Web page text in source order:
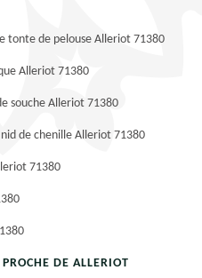
tonte de pelouse Alleriot 71380
Alleriot 71380
souche Alleriot 71380
de chenille Alleriot 71380
71380
DE ALLERIOT